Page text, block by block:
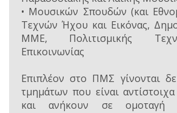
• Μουσικών Σπουδών (και
Τεχνών Ήχου και Εικόνας,
ΜΜΕ, Πολιτισμικής
Επικοινωνίας
Επιπλέον στο ΠΜΣ γίνονται
τμημάτων που είναι
και ανήκουν σε ομοταγή